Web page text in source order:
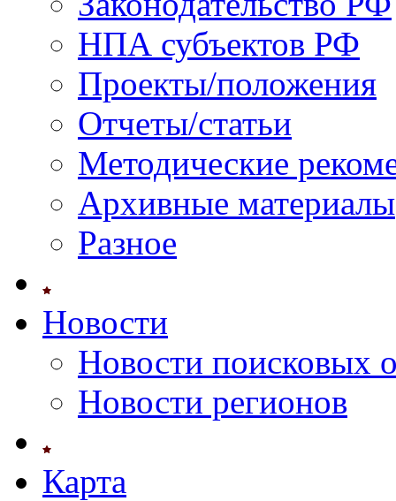
НПА субъектов РФ
Проекты/положения
Отчеты/статьи
Методические
Архивные материалы
Разное
Новости
Новости поисковых
Новости регионов
Карта